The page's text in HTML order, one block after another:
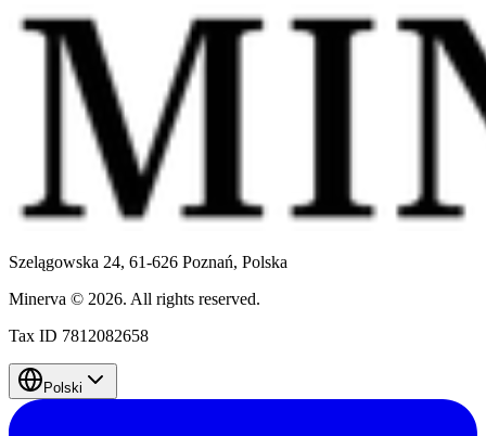
Szelągowska 24, 61-626 Poznań, Polska
Minerva © 2026. All rights reserved.
Tax ID 7812082658
Polski